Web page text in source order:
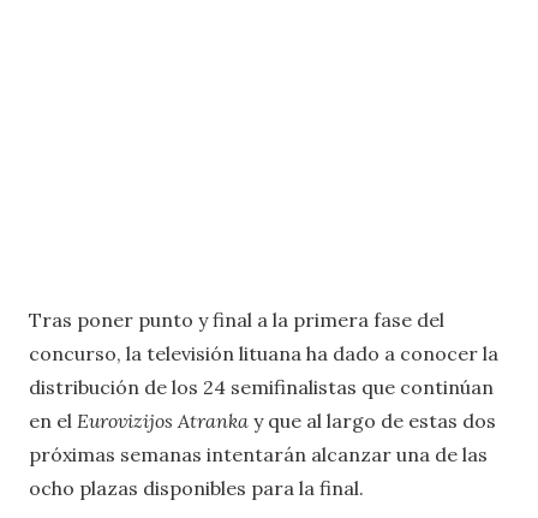
Tras poner punto y final a la primera fase del
concurso, la televisión lituana ha dado a conocer la
distribución de los 24 semifinalistas que continúan
en el Eurovizijos Atranka y que al largo de estas dos
próximas semanas intentarán alcanzar una de las
ocho plazas disponibles para la final.